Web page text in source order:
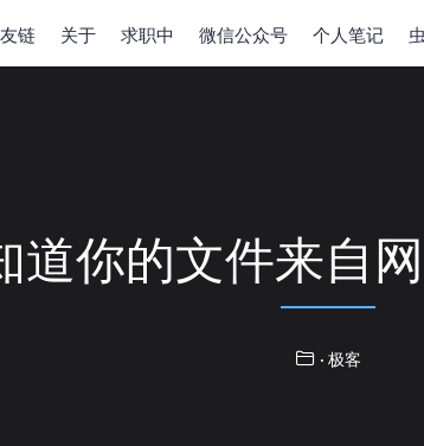
友链 关于 求职中 微信公众号 个人笔记
道你的文件来自
· 极客